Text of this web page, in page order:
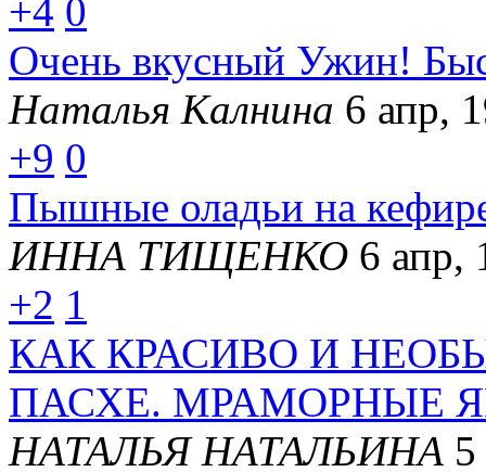
+4 0
Очень вкусный Ужин!
Наталья Калнина 6 апр,
+9 0
Пышные оладьи на
ИННА ТИЩЕНКО 6 апр,
+2 1
КАК КРАСИВО И
ПАСХЕ. МРАМОРНЫЕ
НАТАЛЬЯ НАТАЛЬИНА